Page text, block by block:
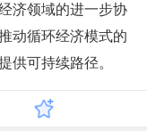
济领域的进一步协
动循环经济模式的
供可持续路径。